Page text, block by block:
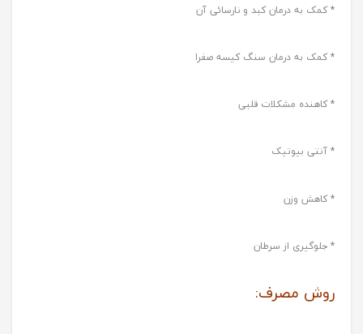
* کمک به درمان کبد و نارسائی آن
* کمک به درمان سنگ کیسه صفرا
* کاهنده مشکلات قلبی
* آنتی بیوتیک
* کاهش وزن
* جلوگیری از سرطان
روش مصرف: